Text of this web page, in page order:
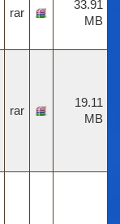
rar
33.91
MB
rar
19.11
MB